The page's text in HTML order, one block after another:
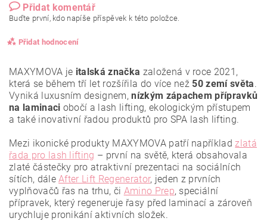
Přidat komentář
Buďte první, kdo napíše příspěvek k této položce.
Přidat hodnocení
MAXYMOVA je italská značka založená v roce 2021,
která se během tří let rozšířila do více než 50 zemí světa.
Vyniká luxusním designem,nízkým zápachem přípravků
na laminaci obočí a lash lifting, ekologickým přístupem
a také inovativní řadou produktů pro SPA lash lifting.
Mezi ikonické produkty MAXYMOVA patří napříkladzlatá
řada pro lash lifting – první na světě, která obsahovala
zlaté částečky pro atraktivní prezentaci na sociálních
sítích, dáleAfter Lift Regenerator, jeden z prvních
vyplňovačů řas na trhu, či Amino Prep, speciální
přípravek, který regeneruje řasy před laminací a zároveň
urychluje pronikání aktivních složek.